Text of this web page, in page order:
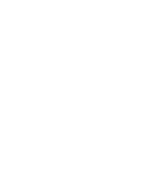
しています
しています